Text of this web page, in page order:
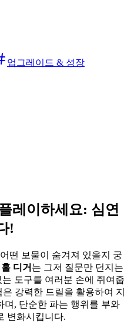
업그레이드 & 성장
레이하세요: 심연
!
떤 보물이 숨겨져 있을지 궁
디거 는 그저 질문만 던지는
도구를 여러분 손에 쥐여줍
강력한 드릴을 활용하여 지
며, 단순한 파는 행위를 부와
변화시킵니다.